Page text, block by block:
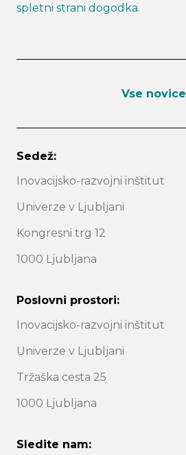
spletni strani dogodka.
Vse novice
Sedež:
Inovacijsko-razvojni inštitut
Univerze v Ljubljani
Kongresni trg 12
1000 Ljubljana
Poslovni prostori:
Inovacijsko-razvojni inštitut
Univerze v Ljubljani
Tržaška cesta 25
1000 Ljubljana
Sledite nam: